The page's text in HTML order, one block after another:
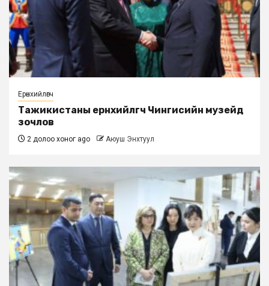
Ерөнхийлөгч
Тажикистаны ерөнхийлөгч Чингисийн музейд
зочлов
2 долоо хоног ago Аюуш Энхтуул